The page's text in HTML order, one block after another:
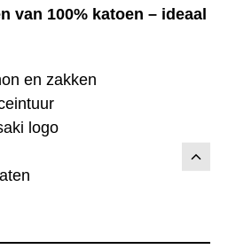
van 100% katoen – ideaal
en zakken
logo